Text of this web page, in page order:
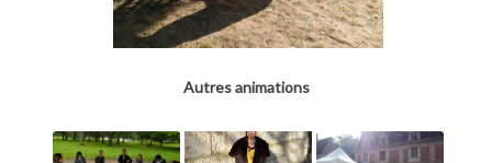
Autres animations